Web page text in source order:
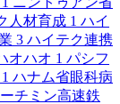
人材育成 1 ハイ
3 ハイテク連携
オハオ 1 パシフ
1 ハナム省眼科病
チミン高速鉄